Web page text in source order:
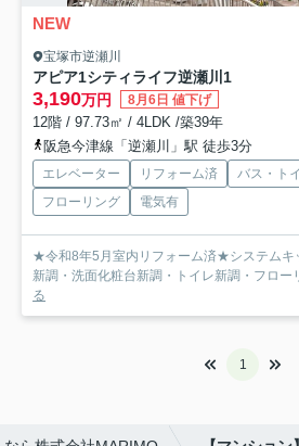
NEW
宝塚市逆瀬川
アピア1シティライフ逆瀬川1
3,190万円 8月6日 値下げ
12階 / 97.73㎡ / 4LDK /築39年
阪急今津線「逆瀬川」駅 徒歩3分
エレベーター リフォーム済 バス・ト
フローリング
電気有
★令和8年5月室内リフォーム済★システムキ
新調・洗面化粧台新調・トイレ新調・フロー
る
1